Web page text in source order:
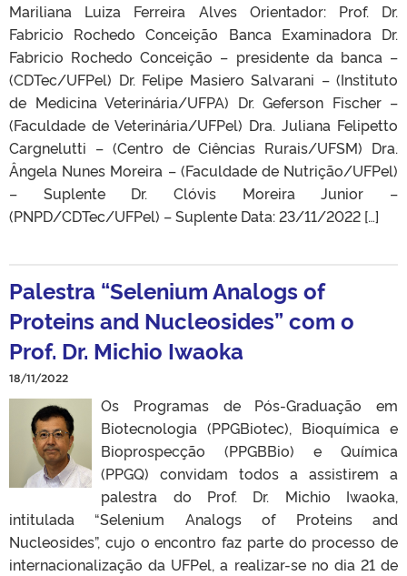
Mariliana Luiza Ferreira Alves Orientador: Prof. Dr.
Fabricio Rochedo Conceição Banca Examinadora Dr.
Fabricio Rochedo Conceição – presidente da banca –
(CDTec/UFPel) Dr. Felipe Masiero Salvarani – (Instituto
de Medicina Veterinária/UFPA) Dr. Geferson Fischer –
(Faculdade de Veterinária/UFPel) Dra. Juliana Felipetto
Cargnelutti – (Centro de Ciências Rurais/UFSM) Dra.
Ângela Nunes Moreira – (Faculdade de Nutrição/UFPel)
– Suplente Dr. Clóvis Moreira Junior –
(PNPD/CDTec/UFPel) – Suplente Data: 23/11/2022 […]
Palestra “Selenium Analogs of
Proteins and Nucleosides” com o
Prof. Dr. Michio Iwaoka
18/11/2022
Os Programas de Pós-Graduação em
Biotecnologia (PPGBiotec), Bioquímica e
Bioprospecção (PPGBBio) e Química
(PPGQ) convidam todos a assistirem a
palestra do Prof. Dr. Michio Iwaoka,
intitulada “Selenium Analogs of Proteins and
Nucleosides”, cujo o encontro faz parte do processo de
internacionalização da UFPel, a realizar-se no dia 21 de